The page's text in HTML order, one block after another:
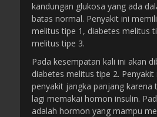
kandungan glukosa yang ada
batas normal. Penyakit ini
melitus tipe 1, diabetes melitus
melitus tipe 3.
Pada kesempatan kali ini akan
diabetes melitus tipe 2. Penyakit
penyakit jangka panjang karena
lagi memakai homon insulin.
adalah hormon yang mampu